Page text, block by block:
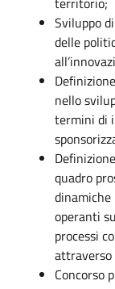
Sviluppo
delle
nello
termini di
quadro
operanti
processi
Concorso